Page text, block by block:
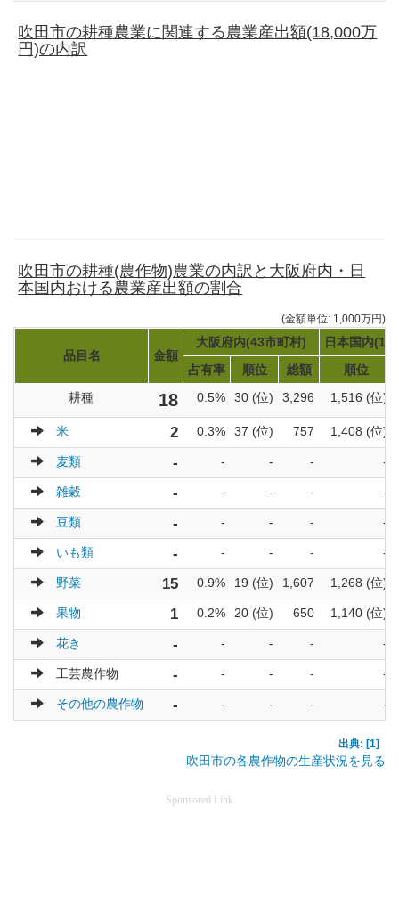
吹田市の耕種農業に関連する農業産出額(18,000万
円)の内訳
吹田市の耕種(農作物)農業の内訳と大阪府内・日
本国内おける農業産出額の割合
(金額単位: 1,000万円)
品目名 金額
大阪府内(43市町村)
日本国内
占有率
順位 総額
順位
耕種
18 0.5% 30 (位) 3,296 1,516 (位)
米 2 0.3% 37 (位) 757 1,408 (位)
麦類 - - - - -
雑穀 - - - - -
豆類 - - - - -
いも類 - - - - -
野菜 15 0.9% 19 (位) 1,607 1,268 (位)
果物 1 0.2% 20 (位) 650 1,140 (位)
花き - - - - -
工芸農作物 - - - - -
その他の農作物 - - - - -
出典: [1]
吹田市の各農作物の生産状況を見る
Sponsored Link